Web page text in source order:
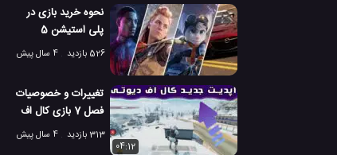
نحوه خرید بازی در
پلی استیشن 5
526 بازدید 4 سال پیش
تغییرات و خصوصیات
فصل 7 بازی کال اف
دیوتی موبایل
313 بازدید
4 سال پیش
04:12